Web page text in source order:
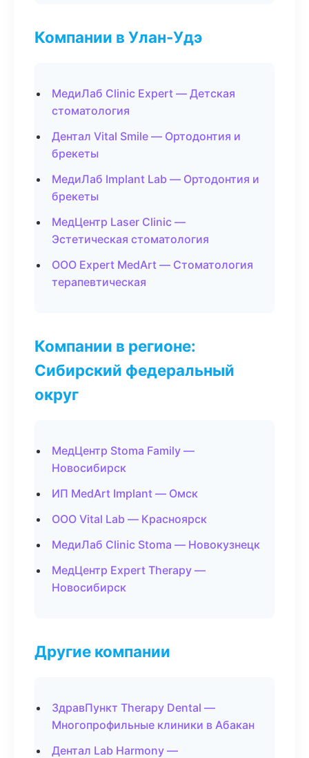
Компании в Улан-Удэ
МедиЛаб Clinic Expert — Детская
стоматология
Дентал Vital Smile — Ортодонтия и
брекеты
МедиЛаб Implant Lab — Ортодонтия и
брекеты
МедЦентр Laser Clinic —
Эстетическая стоматология
ООО Expert MedArt — Стоматология
терапевтическая
Компании в регионе:
Сибирский федеральный
округ
МедЦентр Stoma Family —
Новосибирск
ИП MedArt Implant — Омск
ООО Vital Lab — Красноярск
МедиЛаб Clinic Stoma — Новокузнецк
МедЦентр Expert Therapy —
Новосибирск
Другие компании
ЗдравПункт Therapy Dental —
Многопрофильные клиники в Абакан
Дентал Lab Harmony —